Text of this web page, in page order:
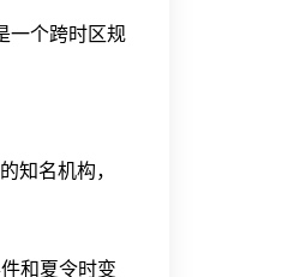
一个跨时区规
知名机构，
和夏令时变